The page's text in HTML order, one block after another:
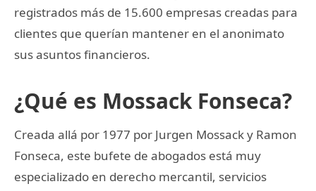
registrados más de 15.600 empresas creadas para
clientes que querían mantener en el anonimato
sus asuntos financieros.
¿Qué es Mossack Fonseca?
Creada allá por 1977 por Jurgen Mossack y Ramon
Fonseca, este bufete de abogados está muy
especializado en derecho mercantil, servicios